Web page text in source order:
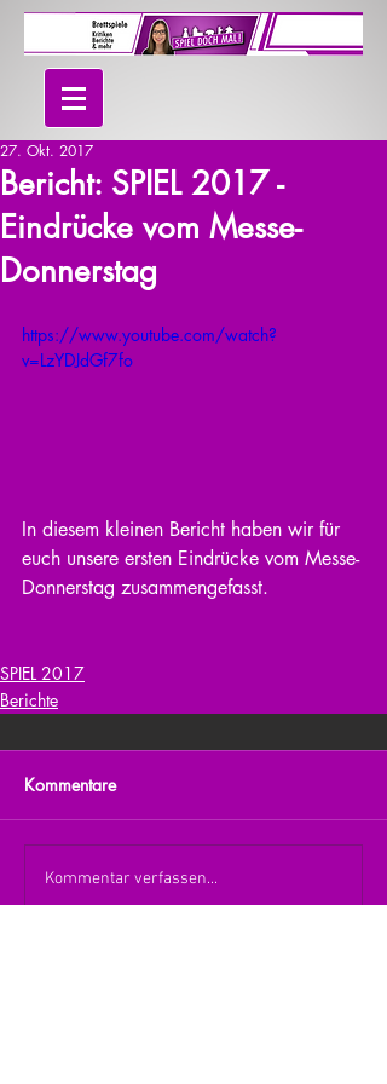
Bericht: SPIEL 2017 -
Eindrücke vom Messe-
Donnerstag
27. Okt. 2017
https://www.youtube.com/watch?
v=LzYDJdGf7fo
In diesem kleinen Bericht haben wir für
euch unsere ersten Eindrücke vom Messe-
Donnerstag zusammengefasst.
SPIEL 2017
Berichte
Kommentare
Kommentar verfassen...